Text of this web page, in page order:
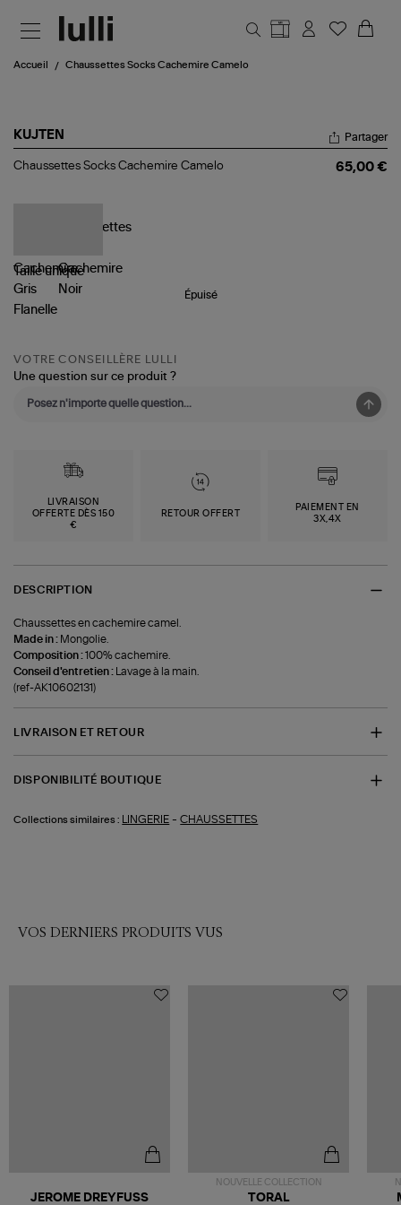
Accueil Chaussettes Socks Cachemire Camelo
KUJTEN
Chaussettes
Partager
Chaussettes Socks Cachemire Camelo 65,00 €
Tailleunique
Épuisé
VOTRE CONSEILLÈRE LULLI
Une question sur ce produit ?
LIVRAISON
OFFERTE DÈS 150
€
RETOUR OFFERT
PAIEMENT EN
3X,4X
DESCRIPTION
Chaussettes en cachemire camel.
Made in : Mongolie.
Composition :100% cachemire.
Conseil d'entretien :
Lavage à la main.
(ref-AK10602131)
LIVRAISON ET RETOUR
DISPONIBILITÉ BOUTIQUE
Collections similaires : LINGERIE -CHAUSSETTES
VOS DERNIERS PRODUITS VUS
JEROME DREYFUSS
NOUVELLE COLLECTION
TORAL